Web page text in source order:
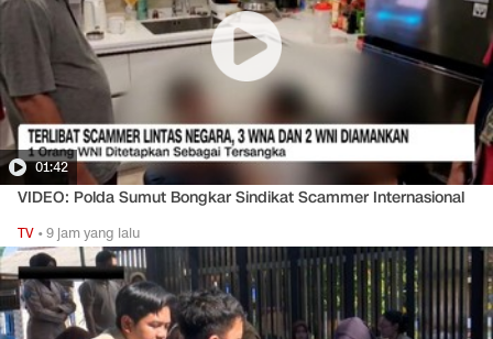
01:42
VIDEO: Polda Sumut Bongkar Sindikat Scammer Internasional
TV •9 jam yang lalu